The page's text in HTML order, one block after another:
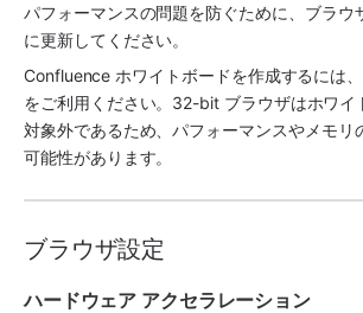
パフォーマンスの問題を防ぐために、ブラウ
に更新してください。
Confluence ホワイトボードを作成するには
をご利用ください。32-bit ブラウザはホワイ
対象外であるため、パフォーマンスやメモリ
可能性があります。
ブラウザ設定
ハードウェア アクセラレーション